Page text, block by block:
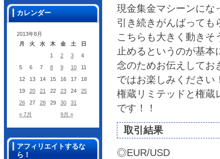
現金集金マシーンにな
引き続きがんばっても
こちらも大きく動きそ
止めるというのが基本
念のためお伝えしてお
ではお楽しみください
権蔵リミテッドと権蔵
です！！
取引結果
◎EUR/USD
カレンダー
2013年8月
月
火 水 木 金 土 日
« 7月 9月 »
1 2 3
4
5
6 7 8 9 10
11
12
13 14 15 16 17
18
19
20 21 22 23 24
25
26
27 28 29 30 31
アフィリエイトするな
ら！